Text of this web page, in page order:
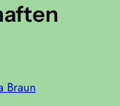
Braun